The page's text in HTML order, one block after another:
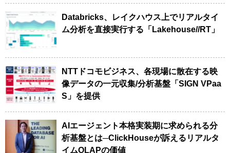
Databricks、レイクハウス上でリアルタイ
ム分析を直接実行する「Lakehouse//RT」
NTTドコモビジネス、各現場に散在する映
像データの一元収集/分析基盤「SIGN VPaa
S」を提供
AIエージェント本格実装期に求められる分
析基盤とは─ClickHouseが訴えるリアルタ
イムOLAPの価値